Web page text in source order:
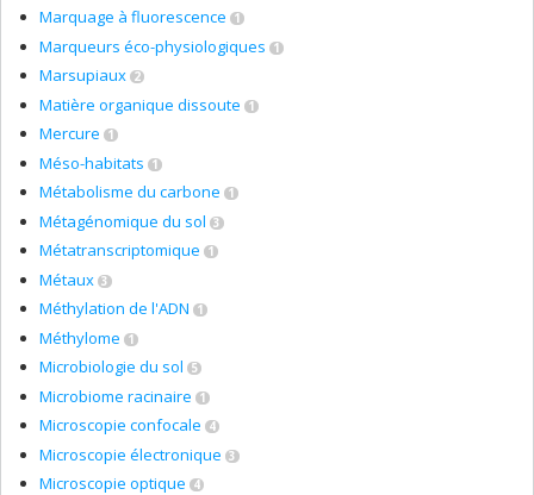
Marquage à fluorescence 1
Marqueurs éco-physiologiques 1
Marsupiaux 2
Matière organique dissoute 1
Mercure 1
Méso-habitats 1
Métabolisme du carbone 1
Métagénomique du sol 3
Métatranscriptomique 1
Métaux 3
Méthylation de l'ADN 1
Méthylome 1
Microbiologie du sol 5
Microbiome racinaire 1
Microscopie confocale 4
Microscopie électronique 3
Microscopie optique 4